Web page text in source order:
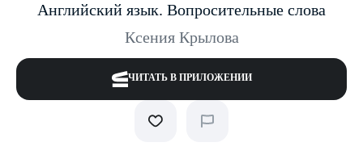
Английский язык. Вопросительные слова
Ксения Крылова
ЧИТАТЬ В ПРИЛОЖЕНИИ